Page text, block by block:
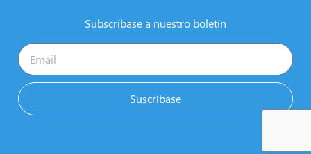
Subscríbase a nuestro boletín
Suscríbase